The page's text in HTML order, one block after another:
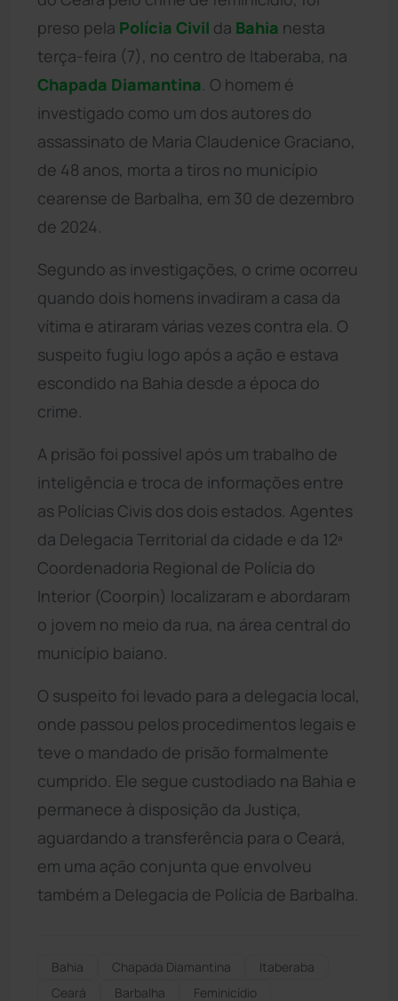
preso pela Polícia Civil da Bahia nesta
terça-feira (7), no centro de Itaberaba, na
Chapada Diamantina . O homem é
investigado como um dos autores do
assassinato de Maria Claudenice Graciano,
de 48 anos, morta a tiros no município
cearense de Barbalha, em 30 de dezembro
de 2024.
Segundo as investigações, o crime ocorreu
quando dois homens invadiram a casa da
vítima e atiraram várias vezes contra ela. O
suspeito fugiu logo após a ação e estava
escondido na Bahia desde a época do
crime.
A prisão foi possível após um trabalho de
inteligência e troca de informações entre
as Polícias Civis dos dois estados. Agentes
da Delegacia Territorial da cidade e da 12ª
Coordenadoria Regional de Polícia do
Interior (Coorpin) localizaram e abordaram
o jovem no meio da rua, na área central do
município baiano.
O suspeito foi levado para a delegacia local,
onde passou pelos procedimentos legais e
teve o mandado de prisão formalmente
cumprido. Ele segue custodiado na Bahia e
permanece à disposição da Justiça,
aguardando a transferência para o Ceará,
em uma ação conjunta que envolveu
também a Delegacia de Polícia de Barbalha.
Bahia Chapada Diamantina
Itaberaba
Ceará
Barbalha Feminicídio